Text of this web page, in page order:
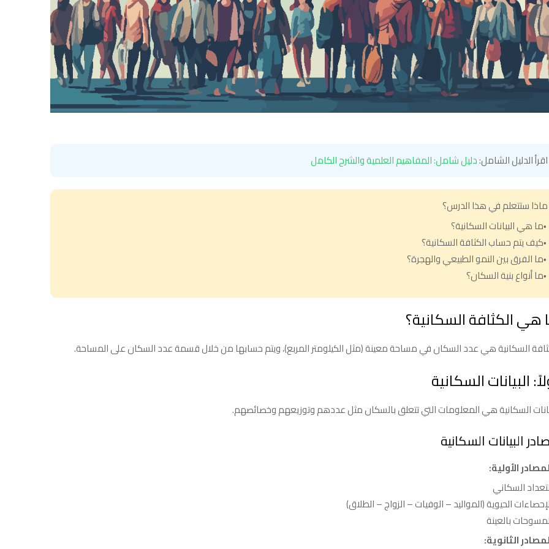
اقرأ الدليل الشامل:دليل شامل: المفاهيم العلمية والشرح الكامل
ماذا ستتعلم في هذا الدرس؟
ما هي البيانات السكانية؟
كيف يتم حساب الكثافة السكانية؟
ما الفرق بين النمو الطبيعي والهجرة؟
ما أنواع بنية السكان؟
هي الكثافة السكانية؟
السكانية هي عدد السكان في مساحة معينة (مثل الكيلومتر المربع)، ويتم حسابها من خلال قسمة عدد السكان على المساحة.
البيانات السكانية
السكانية هي المعلومات التي تتعلق بالسكان مثل عددهم وتوزيعهم وخصائصهم.
البيانات السكانية
الأولية:
السكاني
الحيوية (المواليد – الوفيات – الزواج – الطلاق)
بالعينة
الثانوية: